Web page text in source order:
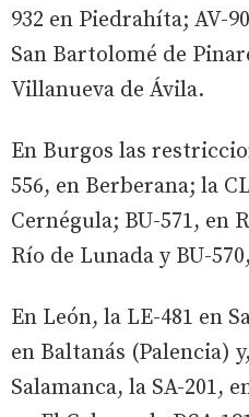
932 en Piedrahíta; AV-
San Bartolomé de
Villanueva de Ávila.
En Burgos las
556, en Berberana; la
Cernégula; BU-571, en
Río de Lunada y BU-
En León, la LE-481 en
en Baltanás (Palencia)
Salamanca, la SA-201,